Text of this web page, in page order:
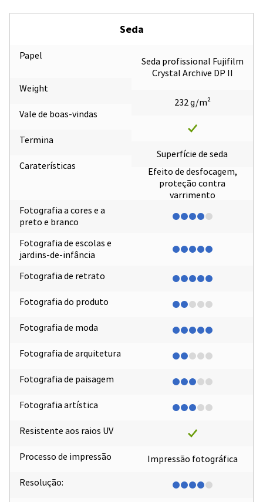
Seda
Papel
Weight
Vale de boas-vindas
Termina
Caraterísticas
Fotografia a cores e a
preto e branco
Fotografia de escolas e
jardins-de-infância
Fotografia de retrato
Fotografia do produto
Fotografia de moda
Fotografia de arquitetura
Fotografia de paisagem
Fotografia artística
Resistente aos raios UV
Processo de impressão
Resolução:
Seda profissional Fujifilm
Crystal Archive DP II
232 g/m²
Superfície de seda
Efeito de desfocagem,
proteção contra
varrimento
Impressão fotográfica